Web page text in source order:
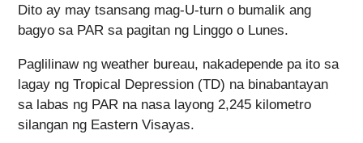
Dito ay may tsansang mag-U-turn o bumalik ang
bagyo sa PAR sa pagitan ng Linggo o Lunes.
Paglilinaw ng weather bureau, nakadepende pa ito sa
lagay ng Tropical Depression (TD) na binabantayan
sa labas ng PAR na nasa layong 2,245 kilometro
silangan ng Eastern Visayas.